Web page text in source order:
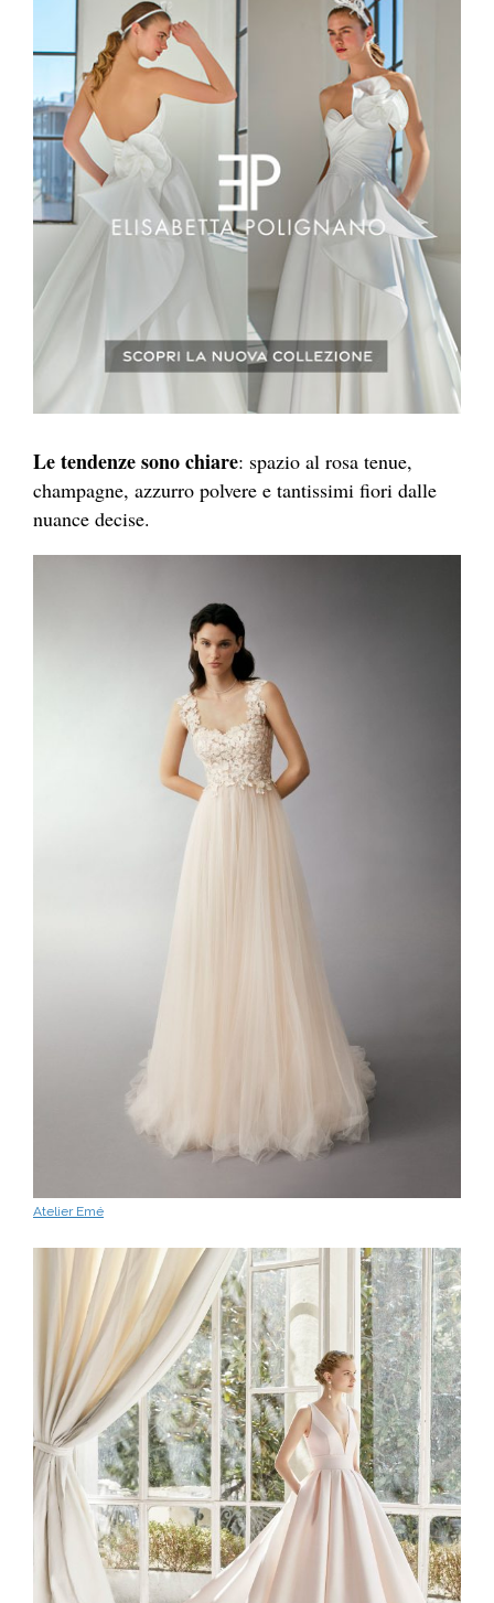
Le tendenze sono chiare: spazio al rosa tenue,
champagne, azzurro polvere e tantissimi fiori dalle
nuance decise.
Atelier Emé